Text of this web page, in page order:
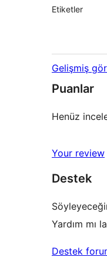
Etiketler
Gelişmiş
Puanlar
Henüz
Your review
Destek
Yardım mı
Destek